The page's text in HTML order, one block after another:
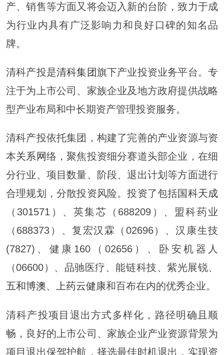
产、销售等方面又将会迈入新的台阶，致力于成
为行业内具有广泛影响力和良好口碑的知名品
牌。
清科产投是清科集团旗下产业投资业务平台。专
注于为上市公司、家族企业及地方政府提供战略
型产业布局和中长期资产管理投资服务。
清科产投依托集团，构建了完善的产业资源与资
本关系网络，聚焦投资细分赛道头部企业，在细
分行业、项目数量、阶段、退出计划等方面进行
合理规划，分散投资风险。投资了包括国科天成
（301571）、英集芯（688209）、盟科药业
（688373）、复宏汉霖（02696）、汉康生技
(7827)、健康160（02656）、卧安机器人
（06600）、品驰医疗、能链科技、紫光展锐、
五和博澳、 上药云健康和百布在内的优秀企业。
清科产投项目退出方式多样化，路径明确且顺
畅，良好的上市公司、家族企业产业资源背景为
项目退出保驾护航，择选最佳时机退出，实现资